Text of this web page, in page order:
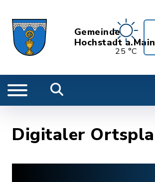
Gemeinde
Hochstadt a.Main
25 °C
Digitaler